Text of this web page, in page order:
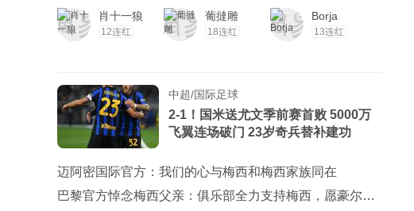
肖十一狼
12连红
葡撻雕
18连红
Borja
13连红
中超/国际足球
2-1！国米送尤文季前赛首败 5000万
飞翼连场破门 23岁奇兵替补建功
迈阿密国际官方：我们的心与梅西和梅西家族同在
巴黎官方悼念梅西父亲：俱乐部全力支持梅西，愿豪尔赫